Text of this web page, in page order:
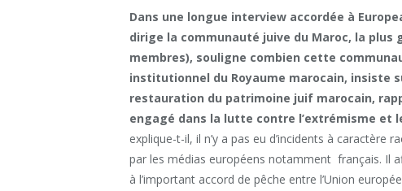
Dans une longue interview accordée à
dirige la communauté juive du Maroc, la plus
membres), souligne combien cette
institutionnel du Royaume marocain, insiste
restauration du patrimoine juif marocain,
engagé dans la lutte contre l’extrémisme et
explique-t-il, il n’y a pas eu d’incidents à
par les médias européens notamment français. Il
à l’important accord de pêche entre l’Union